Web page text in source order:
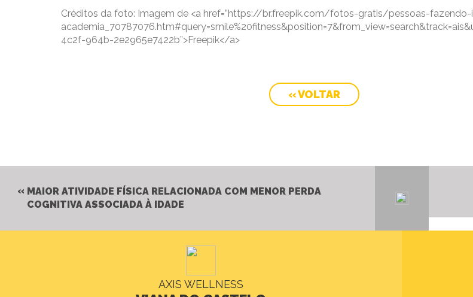
Créditos da foto: Imagem de <a href=”https://br.freepik.com/fotos-gratis/pessoas-
4c2f-964b-2e2965e7422b”>Freepik</a>
« VOLTAR
MAIOR ATIVIDADE FÍSICA RELACIONADA COM MENOR PERDA
COGNITIVA ASSOCIADA À IDADE
AXIS WELLNESS